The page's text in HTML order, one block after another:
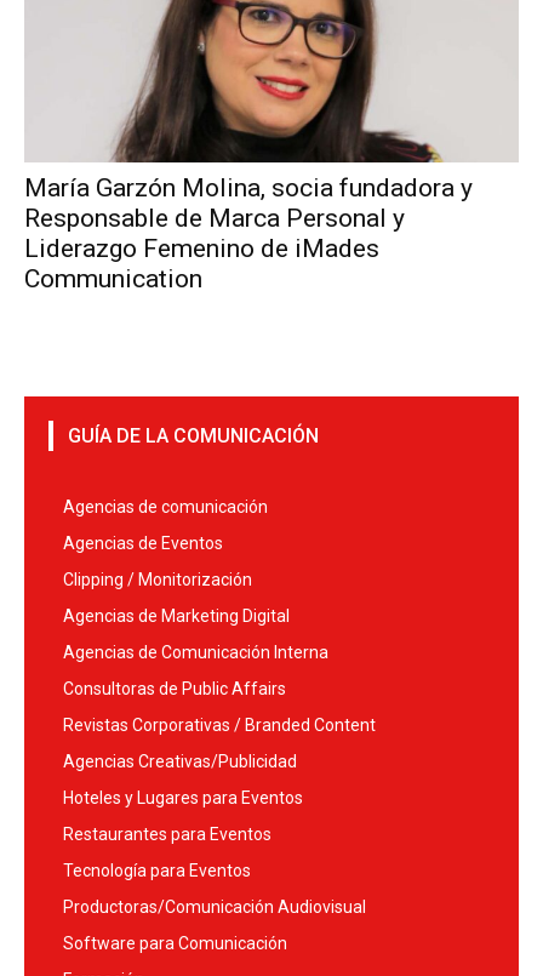
María Garzón Molina, socia fundadora y
Responsable de Marca Personal y
Liderazgo Femenino de iMades
Communication
GUÍA DE LA COMUNICACIÓN
Agencias de comunicación
Agencias de Eventos
Clipping / Monitorización
Agencias de Marketing Digital
Agencias de Comunicación Interna
Consultoras de Public Affairs
Revistas Corporativas / Branded Content
Agencias Creativas/Publicidad
Hoteles y Lugares para Eventos
Restaurantes para Eventos
Tecnología para Eventos
Productoras/Comunicación Audiovisual
Software para Comunicación